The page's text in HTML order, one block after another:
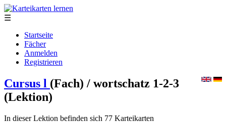
☰
Startseite
Fächer
Anmelden
Registrieren
Cursus l (Fach) / wortschatz 1-2-3
(Lektion)
In dieser Lektion befinden sich 77 Karteikarten